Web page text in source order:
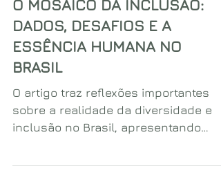
O MOSAICO DA INCLUSÃO:
DADOS, DESAFIOS E A
ESSÊNCIA HUMANA NO
BRASIL
O artigo traz reflexões importantes
sobre a realidade da diversidade e
dados estatísticos sobre a realidade